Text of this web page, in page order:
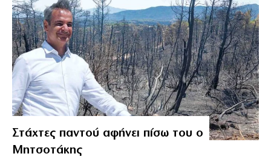
Στάχτες παντού αφήνει πίσω του ο
Μητσοτάκης